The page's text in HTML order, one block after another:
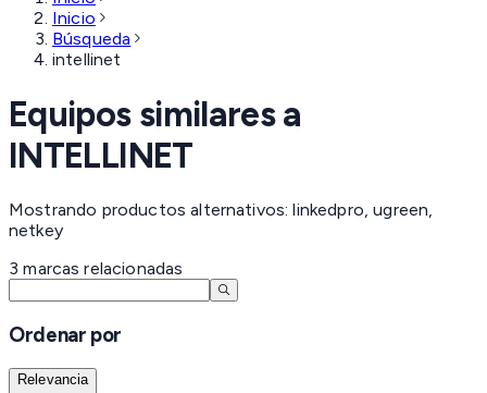
Inicio
Búsqueda
intellinet
Equipos similares a
INTELLINET
Mostrando productos alternativos: linkedpro, ugreen,
netkey
3 marcas relacionadas
Ordenar por
Relevancia